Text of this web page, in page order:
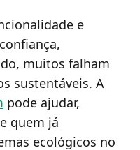
e
muitos falham
sustentáveis. A
pode ajudar,
quem já
ecológicos no